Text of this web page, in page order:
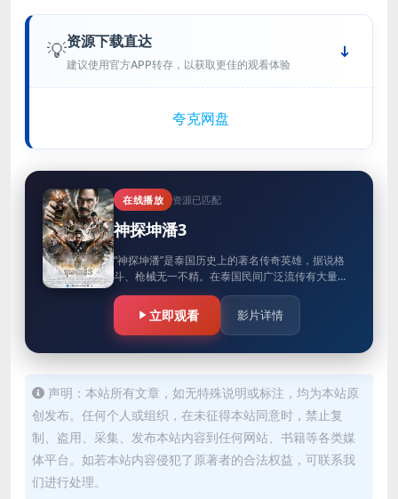
💡资源下载直达
建议使用官方APP转存，以获取更佳的观看体验
夸克网盘
在线播放 资源已匹配
神探坤潘3
“神探坤潘”是泰国历史上的著名传奇英雄，据说格
斗、枪械无一不精。在泰国民间广泛流传有大量关
于坤潘的夸张传说，包括具有法术和长寿。影片讲
述在第二次世界大战后，警探…
立即观看 影片详情
声明：本站所有文章，如无特殊说明或标注，均为本站原
创发布。任何个人或组织，在未征得本站同意时，禁止复
制、盗用、采集、发布本站内容到任何网站、书籍等各类媒
体平台。如若本站内容侵犯了原著者的合法权益，可联系我
们进行处理。